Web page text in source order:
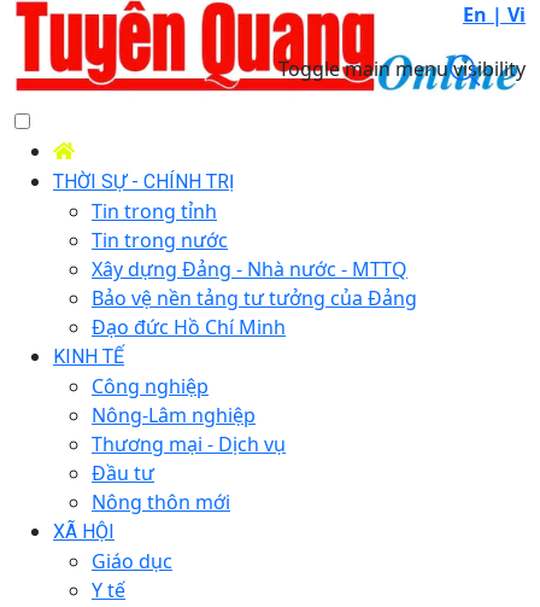
En | Vi
Toggle main menu visibility
THỜI SỰ - CHÍNH TRỊ
Tin trong tỉnh
Tin trong nước
Xây dựng Đảng - Nhà nước - MTTQ
Bảo vệ nền tảng tư tưởng của Đảng
Đạo đức Hồ Chí Minh
KINH TẾ
Công nghiệp
Nông-Lâm nghiệp
Thương mại - Dịch vụ
Đầu tư
Nông thôn mới
XÃ HỘI
Giáo dục
Y tế